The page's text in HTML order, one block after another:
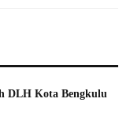
DLH Kota Bengkulu